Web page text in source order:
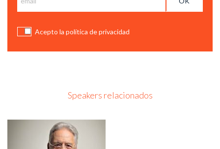
Acepto la política de privacidad
Speakers relacionados